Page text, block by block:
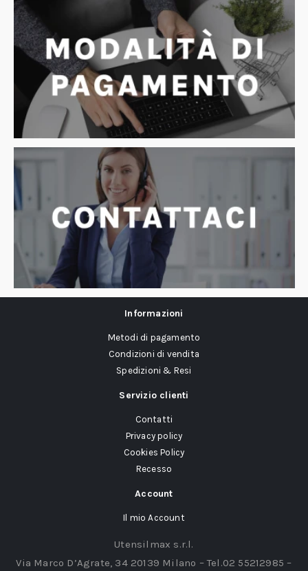
Informazioni
Metodi di pagamento
Condizioni di vendita
Spedizioni & Resi
Servizio clienti
Contatti
Privacy policy
Cookies Policy
Recesso
Account
Il mio Account
Utensilmax s.r.l.
Via Marco D’Agrate, 34 20139 Milano – Tel.02 55212985 –